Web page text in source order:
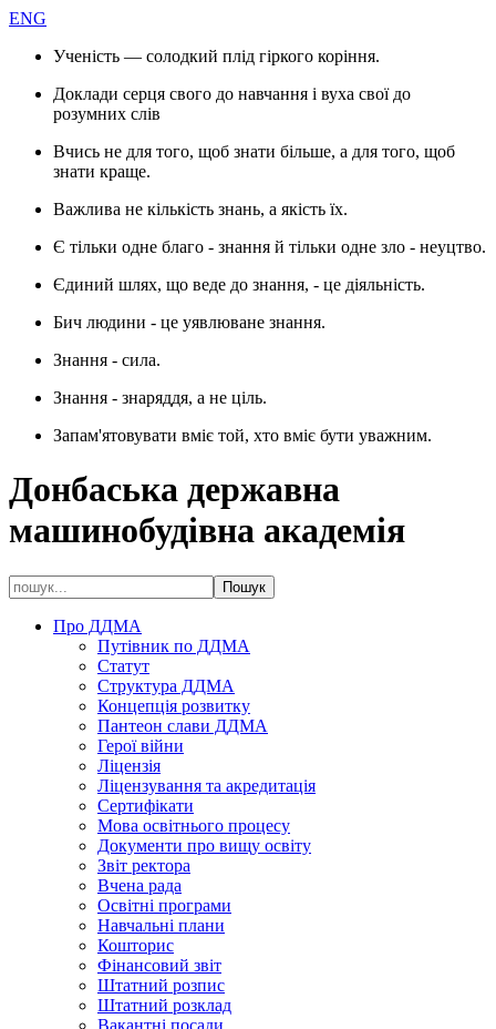
ENG
Ученість — солодкий плід гіркого коріння.
Доклади серця свого до навчання і вуха свої до
розумних слів
Вчись не для того, щоб знати більше, а для того, щоб
знати краще.
Важлива не кількість знань, а якість їх.
Є тільки одне благо - знання й тільки одне зло - неуцтво.
Єдиний шлях, що веде до знання, - це діяльність.
Бич людини - це уявлюване знання.
Знання - сила.
Знання - знаряддя, а не ціль.
Запам'ятовувати вміє той, хто вміє бути уважним.
Донбаська державна
машинобудівна академія
Про ДДМА
Путівник по ДДМА
Статут
Структура ДДМА
Концепція розвитку
Пантеон слави ДДМА
Герої війни
Ліцензія
Ліцензування та акредитація
Сертифікати
Мова освітнього процесу
Документи про вищу освіту
Звіт ректора
Вчена рада
Освітні програми
Навчальні плани
Кошторис
Фінансовий звіт
Штатний розпис
Штатний розклад
Вакантні посади